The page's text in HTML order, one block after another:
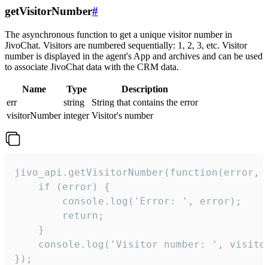
getVisitorNumber#
The asynchronous function to get a unique visitor number in
JivoChat. Visitors are numbered sequentially: 1, 2, 3, etc. Visitor
number is displayed in the agent's App and archives and can be used
to associate JivoChat data with the CRM data.
Name Type
Description
err
string
String that contains the error
visitorNumber integer Visitor's number
jivo_api.getVisitorNumber(function(error,
    if (error) {
        console.log('Error: ', error);
        return;
    }
console.log('Visitor number: ',
});